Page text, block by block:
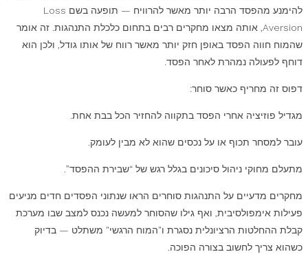
להימנע מהפסד הרבה יותר מאשר להרוויח — תופעה בשם Loss
Aversion, אותה מצאו מחקרים רבים בתחום כלכלת התנהגות. זה אומר
שהמוח חווה הפסד באופן חזק יותר מאשר רווח של אותו גודל, ולכן הוא
דוחף לפעולה נמהרת לאחר הפסד.
דפוס זה מחריף כאשר סוחר:
מגדיל פוזיציה אחרי הפסד בתקווה להחזיר הכל בבת אחת.
עובר למסחר תכוף או על נכסים שהוא לא מבין לעומק.
מתעלם מחוקי ניהול סיכונים בגלל רגש של “שבירת ההפסד”.
מחקרים מדעיים על התנהגות סוחרים הראו שנתוני הפסדים חדים מניעים
פעילות אימפולסיבית, ואף גילו שהסוחר למעשה נכנס למצב שבו מערכת
קבלת ההחלטות הרציונלית נסגרת ו"המוח הרגשי" משתלט — בדיוק
כשהוא צריך לחשוב בצורה הפוכה.